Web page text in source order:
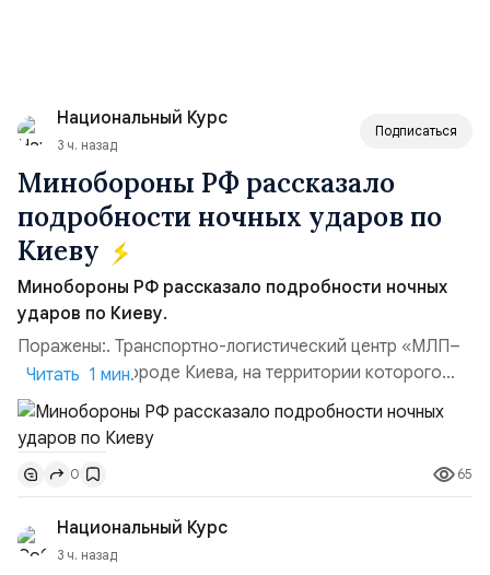
Национальный Курс
3 ч. назад
Подписаться
Минобороны РФ рассказало
подробности ночных ударов по
Киеву
Минобороны РФ рассказало подробности ночных
ударов по Киеву.
Поражены:. Транспортно-логистический центр «МЛП–
Чайка» в пригороде Киева, на территории которого
осуществлялось хранение, сборка а также запуск с
прилегающего полевого аэродром «Чайка»
дальнобойных БПЛА ВСУ; Складские помещения
«Транс-Логистик» в Оболонском районе г. Киев,
использовавшиеся для хранения военного
имущества ВСУ; Сортировочны...
Читать 1 мин.
0 65
Национальный Курс
3 ч. назад